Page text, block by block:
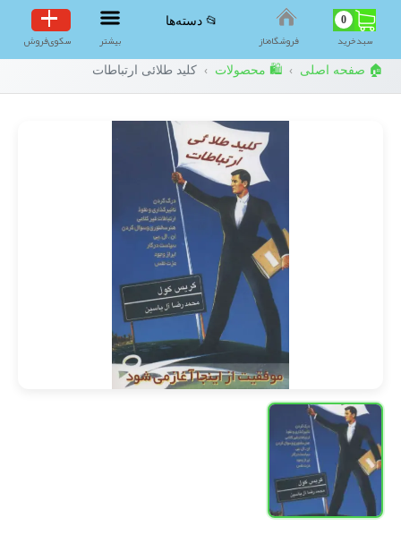
0
سبد‌خرید فروشگاه‌ناز
📂 دسته‌ها
بیشتر سکوی‌فروش
🏠 صفحه اصلی › 🛍️ محصولات › کلید طلائی ارتباطات